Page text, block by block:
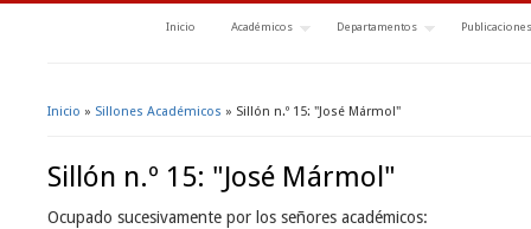
Inicio Académicos Departamentos Publicaciones
Inicio » Sillones Académicos » Sillón n.º 15: "José Mármol"
Sillón n.º 15: "José Mármol"
Ocupado sucesivamente por los señores académicos: